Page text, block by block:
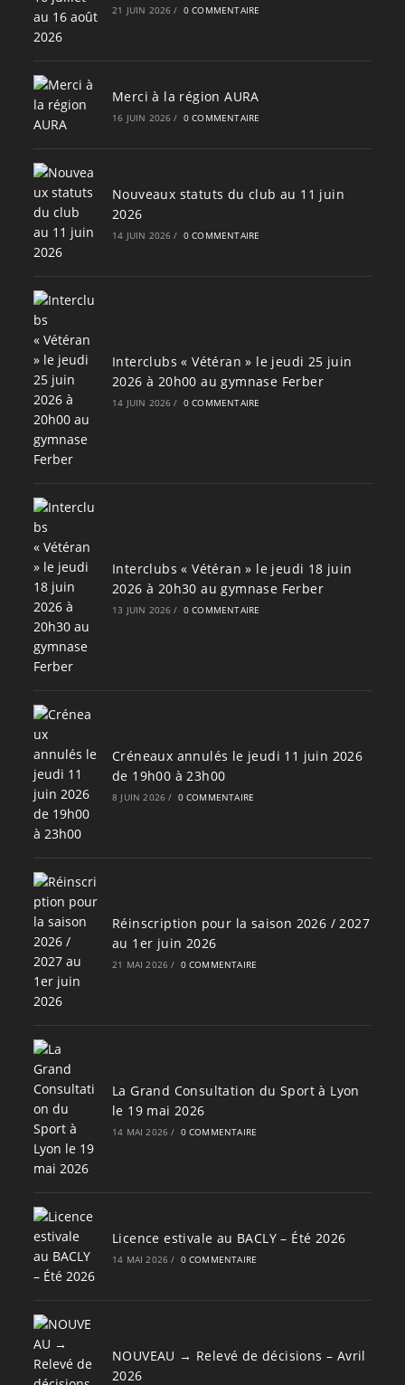
21 JUIN 2026 / 0 COMMENTAIRE
Merci à la région AURA
16 JUIN 2026 / 0 COMMENTAIRE
Nouveaux statuts du club au 11 juin
2026
14 JUIN 2026 / 0 COMMENTAIRE
Interclubs « Vétéran » le jeudi 25 juin
2026 à 20h00 au gymnase Ferber
14 JUIN 2026 / 0 COMMENTAIRE
Interclubs « Vétéran » le jeudi 18 juin
2026 à 20h30 au gymnase Ferber
13 JUIN 2026 / 0 COMMENTAIRE
Créneaux annulés le jeudi 11 juin 2026
de 19h00 à 23h00
8 JUIN 2026 / 0 COMMENTAIRE
Réinscription pour la saison 2026 / 2027
au 1er juin 2026
21 MAI 2026 / 0 COMMENTAIRE
La Grand Consultation du Sport à Lyon
le 19 mai 2026
14 MAI 2026 / 0 COMMENTAIRE
Licence estivale au BACLY – Été 2026
14 MAI 2026 / 0 COMMENTAIRE
NOUVEAU → Relevé de décisions – Avril
2026